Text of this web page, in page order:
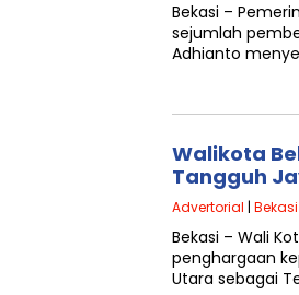
Bekasi –
sejumlah
Adhianto
Walikota
Tangguh
Advertorial | Bekasi
Bekasi – Wali
penghargaan
Utara sebagai